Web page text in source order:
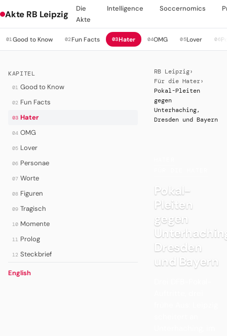
Akte RB Leipzig
Die
Akte
Intelligence Soccernomics
01Good to Know 02Fun Facts 03Hater 04OMG 05Lover 06
KAPITEL
01 Good to Know
02 Fun Facts
03 Hater
04 OMG
05 Lover
06 Personae
07 Worte
08 Figuren
09 Tragisch
10 Momente
11 Prolog
12 Steckbrief
English
RB Leipzig›
Für die Hater›
Pokal-Pleiten
gegen
Unterhaching,
Dresden und Bayern
Pokal-
Pleiten
gegen
Dresden
und Bayern